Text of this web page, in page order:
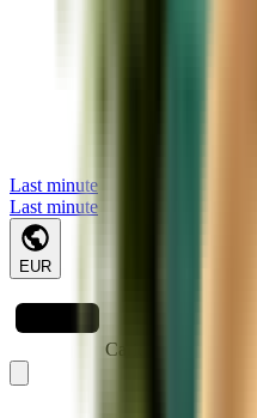
Last minute
Last minute
EUR
Caricamento in corso